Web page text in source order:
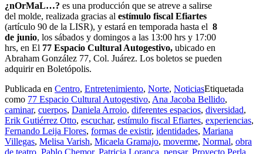
¿nOrMaL…? es una producción que se atreve a salirse
del molde, realizada gracias al estímulo fiscal Efiartes
(artículo 90 de la LISR), y estará en temporada hasta el 8
de junio, los sábados y domingos a las 13:00 hrs y 17:00
hrs, en El 77 Espacio Cultural Autogestivo, ubicado en
Abraham González 77, Col. Juárez. Los boletos se pueden
adquirir en Boletópolis.
Publicada en Centro, Entretenimiento, Norte, NoticiasEtiquetada
como 77 Espacio Cultural Autogestivo, Ana Jacoba Bellido,
caminar, cuerpos, Daniela Arroio, diferentes espacios, diversidad,
Erik Gutiérrez Otto, escuchar, estímulo fiscal Efiartes, experiencias,
Fernando Leija Flores, formas de existir, identidades, Mariana
Villegas, Melisa Varish, Micaela Gramajo, moverme, Normal, obra